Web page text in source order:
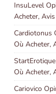
InsuLevel
Acheter, Avis
Cardiotonus
Où Acheter,
Où Acheter,
Cariovico